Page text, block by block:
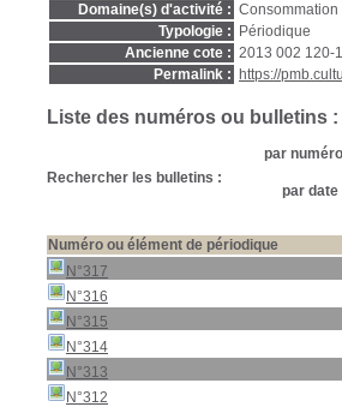
Domaine(s) d'activité : Consommation
Typologie :
Périodique
Ancienne cote : 2013 002 120-
Permalink :
https://
Liste des numéros ou bulletins :
Rechercher les bulletins :
par
par date
Numéro ou élément de périodique
N°317
N°316
N°315
N°314
N°313
N°312